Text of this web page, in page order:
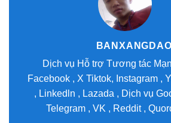
BANXANGDAO
Dịch vụ Hỗ trợ Tương tác
Facebook , X Tiktok, Instagram ,
, Linkedln , Lazada , Dịch vụ
Telegram , VK , Reddit ,